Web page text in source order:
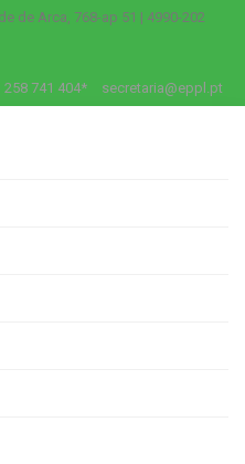
de Arca, 768-ap 51 | 4990-202
258 741 404* secretaria@eppl.pt